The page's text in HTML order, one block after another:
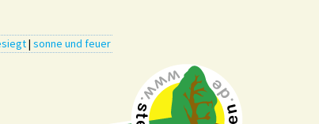
| sonne und feuer